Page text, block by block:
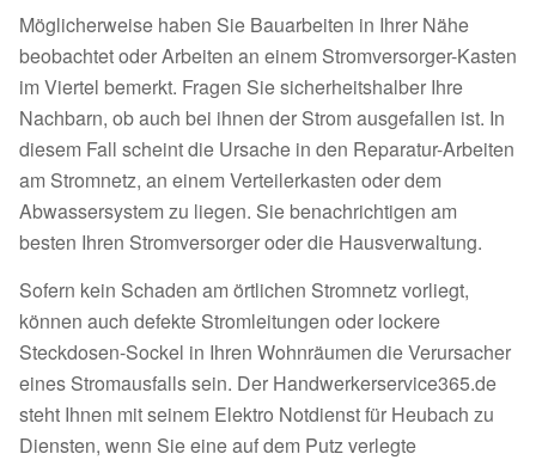
Möglicherweise haben Sie Bauarbeiten in Ihrer Nähe
beobachtet oder Arbeiten an einem Stromversorger-Kasten
im Viertel bemerkt. Fragen Sie sicherheitshalber Ihre
Nachbarn, ob auch bei ihnen der Strom ausgefallen ist. In
diesem Fall scheint die Ursache in den Reparatur-Arbeiten
am Stromnetz, an einem Verteilerkasten oder dem
Abwassersystem zu liegen. Sie benachrichtigen am
besten Ihren Stromversorger oder die Hausverwaltung.
Sofern kein Schaden am örtlichen Stromnetz vorliegt,
können auch defekte Stromleitungen oder lockere
Steckdosen-Sockel in Ihren Wohnräumen die Verursacher
eines Stromausfalls sein. Der Handwerkerservice365.de
steht Ihnen mit seinem Elektro Notdienst für Heubach zu
Diensten, wenn Sie eine auf dem Putz verlegte